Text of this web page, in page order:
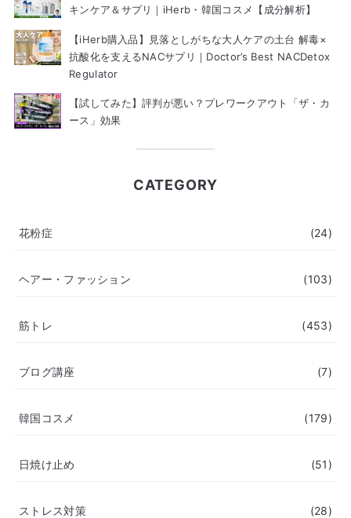
キンケア＆サプリ｜iHerb・韓国コスメ【成分解析】
【iHerb購入品】見落としがちな大人ケアの土台 解毒×
抗酸化を支えるNACサプリ｜Doctor’s Best NACDetox
Regulator
【試してみた】評判が悪い？プレワークアウト「ザ・カ
ース」効果
CATEGORY
花粉症 (24)
ヘアー・ファッション (103)
筋トレ (453)
ブログ講座 (7)
韓国コスメ (179)
日焼け止め (51)
ストレス対策 (28)